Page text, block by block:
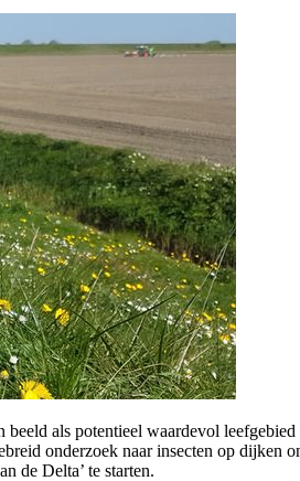
als potentieel waardevol
onderzoek naar insecten op dijken
de Delta’ te starten.